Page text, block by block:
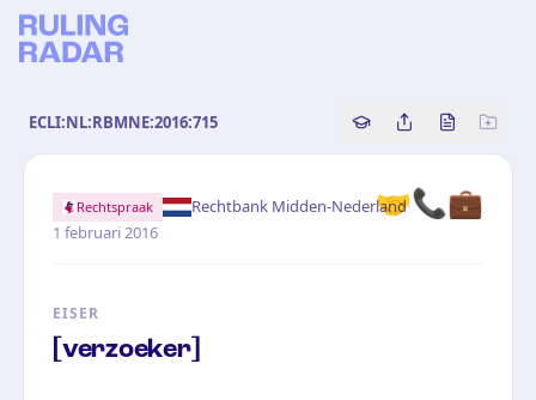
ECLI:NL:RBMNE:2016:715 Copy source
Share this
Bekijk
🤝📞💼
Rechtspraak Rechtbank Midden-Nederland·
1 februari 2016
EISER
[verzoeker]